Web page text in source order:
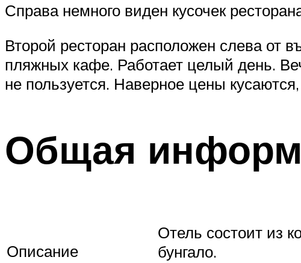
Справа немного виден кусочек
Второй ресторан расположен слева от
пляжных кафе. Работает целый день.
не пользуется. Наверное цены
Общая
Описание
Отель состоит из
бунгало.